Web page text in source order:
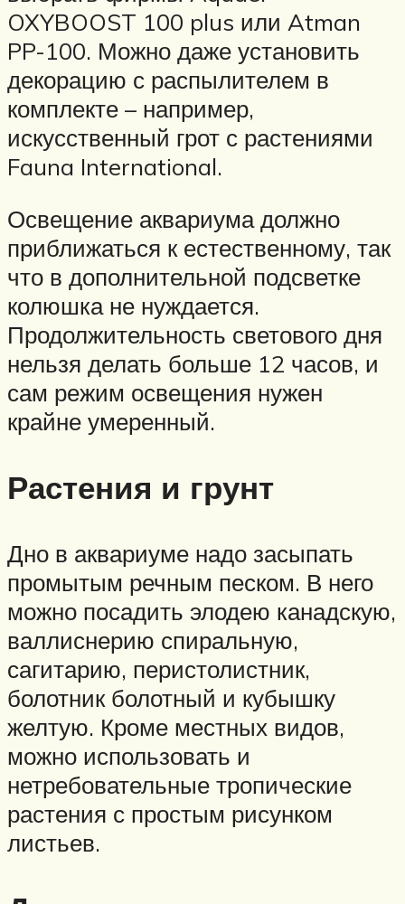
OXYBOOST 100 plus или Atman
PP-100. Можно даже установить
декорацию с распылителем в
комплекте – например,
искусственный грот с растениями
Fauna International.
Освещение аквариума должно
приближаться к естественному, так
что в дополнительной подсветке
колюшка не нуждается.
Продолжительность светового дня
нельзя делать больше 12 часов, и
сам режим освещения нужен
крайне умеренный.
Растения и грунт
Дно в аквариуме надо засыпать
промытым речным песком. В него
можно посадить элодею канадскую,
валлиснерию спиральную,
сагитарию, перистолистник,
болотник болотный и кубышку
желтую. Кроме местных видов,
можно использовать и
нетребовательные тропические
растения с простым рисунком
листьев.